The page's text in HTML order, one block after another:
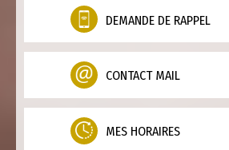
DEMANDE DE RAPPEL
CONTACT MAIL
MES HORAIRES